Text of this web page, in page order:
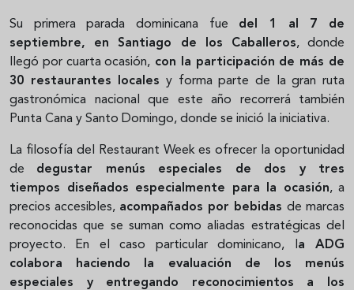
Su primera parada dominicana fue del 1 al 7 de
septiembre, en Santiago de los Caballeros, donde
llegó por cuarta ocasión, con la participación de más de
30 restaurantes locales y forma parte de la gran ruta
gastronómica nacional que este año recorrerá también
Punta Cana y Santo Domingo, donde se inició la iniciativa.
La filosofía del Restaurant Week es ofrecer la oportunidad
de degustar menús especiales de dos y tres
tiempos diseñados especialmente para la ocasión, a
precios accesibles, acompañados por bebidas de marcas
reconocidas que se suman como aliadas estratégicas del
proyecto. En el caso particular dominicano, l a ADG
colabora haciendo la evaluación de los menús
especiales y entregando reconocimientos a los